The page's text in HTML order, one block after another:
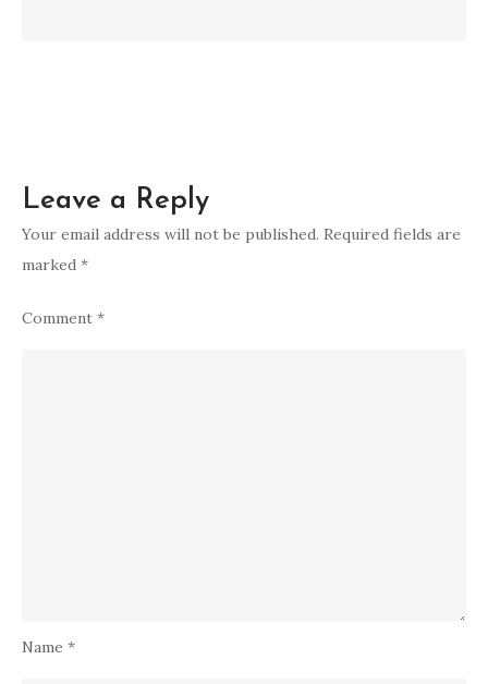
Leave a Reply
Your email address will not be published. Required fields are
marked *
Comment *
Name *